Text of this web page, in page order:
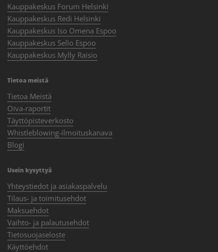
Kauppakeskus Forum Helsinki
Kauppakeskus Redi Helsinki
Kauppakeskus Iso Omena Espoo
Kauppakeskus Sello Espoo
Kauppakeskus Mylly Raisio
Tietoa meistä
Tietoa Meistä
Oiva-raportit
Täyttöpisteverkosto
Whistleblowing-ilmoituskanava
Blogi
Usein kysyttyä
Yhteystiedot ja asiakaspalvelu
Tilaus- ja toimitusehdot
Maksuehdot
Vaihto- ja palautusehdot
Tietosuojaseloste
Käyttöehdot